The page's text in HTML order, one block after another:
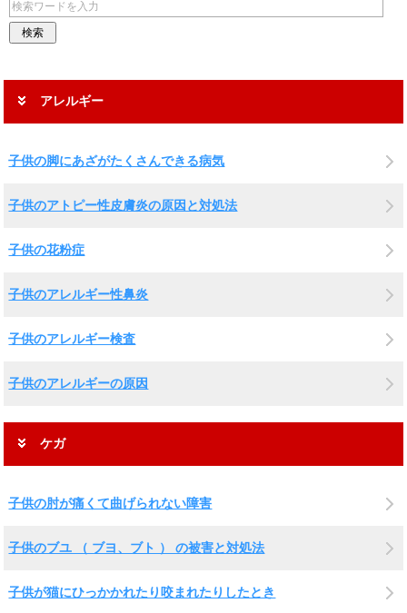
アレルギー
子供の脚にあざがたくさんできる病気
子供のアトピー性皮膚炎の原因と対処法
子供の花粉症
子供のアレルギー性鼻炎
子供のアレルギー検査
子供のアレルギーの原因
ケガ
子供の肘が痛くて曲げられない障害
子供のブユ （ ブヨ、ブト ） の被害と対処法
子供が猫にひっかかれたり咬まれたりしたとき